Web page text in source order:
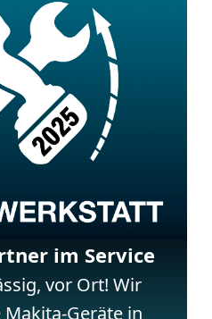
im Service
vor Ort! Wir
Geräte in